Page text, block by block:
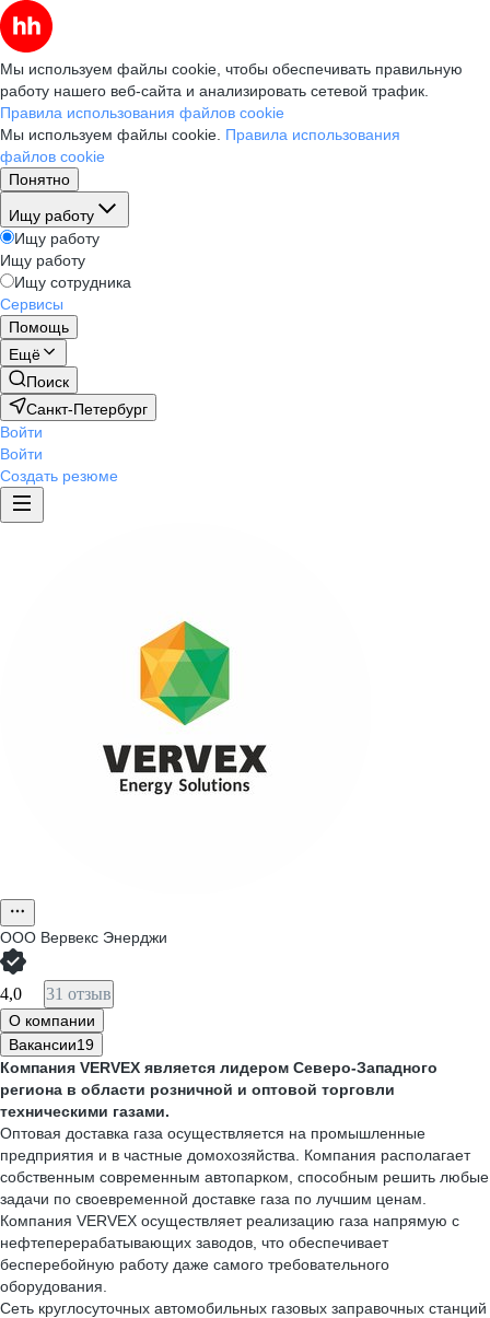
Мы используем файлы cookie, чтобы обеспечивать правильную
работу нашего веб-сайта и анализировать сетевой трафик.
Правила использования файлов cookie
Мы используем файлы cookie. Правила использования
файлов cookie
Понятно
Ищу работу
Ищу работу
Ищу работу
Ищу сотрудника
Сервисы
Помощь
Ещё
Поиск
Санкт-Петербург
Войти
Войти
Создать резюме
ООО Вервекс Энерджи
4,0 31 отзыв
О компании
Вакансии19
Компания VERVEX является лидером Северо-Западного
региона в области розничной и оптовой торговли
техническими газами.
Оптовая доставка газа осуществляется на промышленные
предприятия и в частные домохозяйства. Компания располагает
собственным современным автопарком, способным решить любые
задачи по своевременной доставке газа по лучшим ценам.
Компания VERVEX осуществляет реализацию газа напрямую с
нефтеперерабатывающих заводов, что обеспечивает
бесперебойную работу даже самого требовательного
оборудования.
Сеть круглосуточных автомобильных газовых заправочных станций